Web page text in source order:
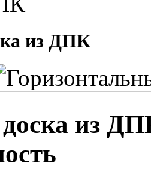
из ДПК
из